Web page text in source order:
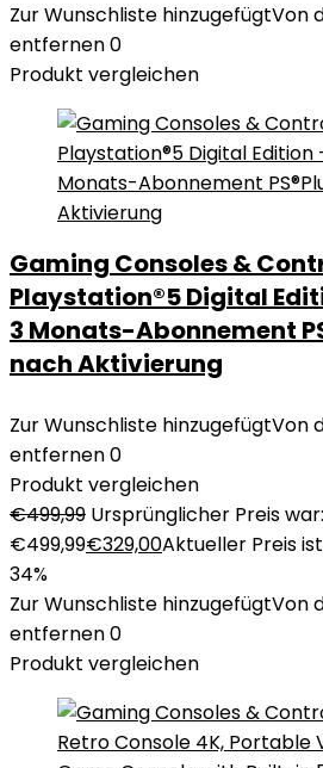
Zur Wunschliste hinzugefügtVon
entfernen0
Produkt vergleichen
Gaming Consoles &
Playstation®5 Digital
3 Monats-Abonnement
nach Aktivierung
Zur Wunschliste hinzugefügtVon
entfernen0
Produkt vergleichen
€499,99 Ursprünglicher Preis war:
€499,99€329,00Aktueller Preis
34%
Zur Wunschliste hinzugefügtVon
entfernen0
Produkt vergleichen